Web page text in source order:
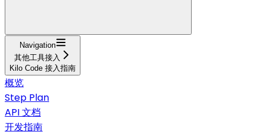
Navigation
其他工具接入
Kilo Code 接入指南
概览
Step Plan
API 文档
开发指南